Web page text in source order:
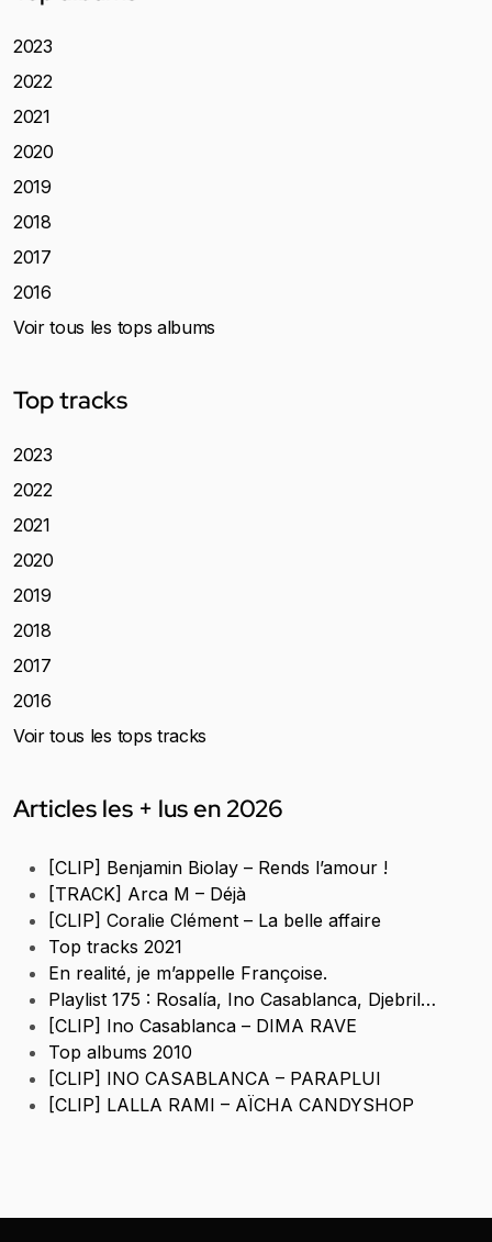
2023
2022
2021
2020
2019
2018
2017
2016
Voir tous les tops albums
Top tracks
2023
2022
2021
2020
2019
2018
2017
2016
Voir tous les tops tracks
Articles les + lus en 2026
[CLIP] Benjamin Biolay – Rends l’amour !
[TRACK] Arca M – Déjà
[CLIP] Coralie Clément – La belle affaire
Top tracks 2021
En realité, je m’appelle Françoise.
Playlist 175 : Rosalía, Ino Casablanca, Djebril…
[CLIP] Ino Casablanca – DIMA RAVE
Top albums 2010
[CLIP] INO CASABLANCA – PARAPLUI
[CLIP] LALLA RAMI – AÏCHA CANDYSHOP